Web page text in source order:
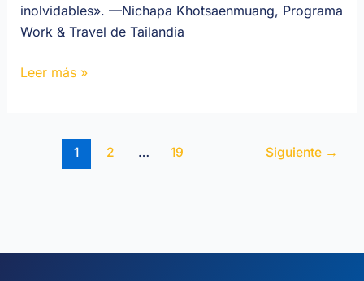
inolvidables». —Nichapa Khotsaenmuang, Programa
Work & Travel de Tailandia
Leer más »
1 2 … 19 Siguiente →